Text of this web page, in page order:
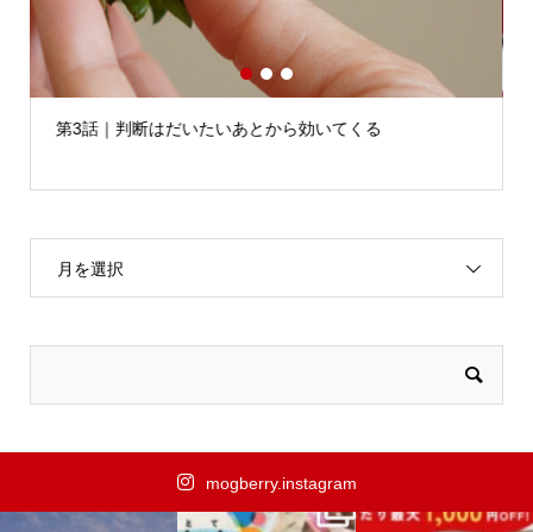
第3話｜判断はだいたいあとから効いてくる
1 2 3
月を選択
mogberry.instagram